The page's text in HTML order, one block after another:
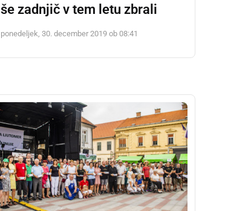
še zadnjič v tem letu zbrali
ponedeljek, 30. december 2019 ob 08:41